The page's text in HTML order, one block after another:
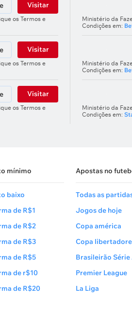
Visitar
os Termos e
Visitar
os Termos e
Visitar
os Termos e
Ministério da
Condições em:
Ministério da
Condições em:
Ministério da
Condições em:
mínimo Apostas no
baixo
de R$1
de R$2
de R$3
de R$5
de r$10
de R$20
Todas as
Jogos de hoje
Copa américa
Copa
Brasileirão Série
Premier League
La Liga